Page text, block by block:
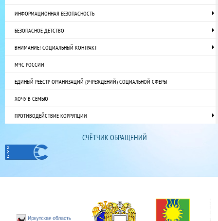
ИНФОРМАЦИОННАЯ БЕЗОПАСНОСТЬ
БЕЗОПАСНОЕ ДЕТСТВО
ВНИМАНИЕ! СОЦИАЛЬНЫЙ КОНТРАКТ
МЧС РОССИИ
ЕДИНЫЙ РЕЕСТР ОРГАНИЗАЦИЙ (УЧРЕЖДЕНИЙ) СОЦИАЛЬНОЙ СФЕРЫ
ХОЧУ В СЕМЬЮ
ПРОТИВОДЕЙСТВИЕ КОРРУПЦИИ
СЧЁТЧИК ОБРАЩЕНИЙ